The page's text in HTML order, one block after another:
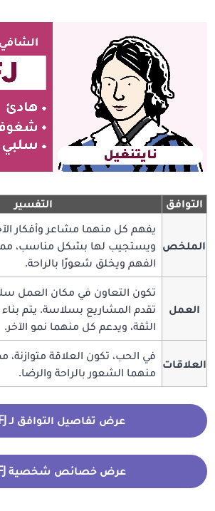
التوافق التفسير
الملخص
يفهم كل منهما مشاعر وأفكار
ويستجيب لها بشكل مناسب،
الفهم ويخلق شعورًا بالراحة.
العمل
تكون التعاون في مكان العمل
تقدم المشاريع بسلاسة. يتم
الثقة، ويدعم كل منهما نمو الآخر.
العلاقات
في الحب، تكون العلاقة
منهما الشعور بالراحة والرضا.
عرض تفاصيل التوافق لـ INFJ
عرض خصائص شخصية INFJ